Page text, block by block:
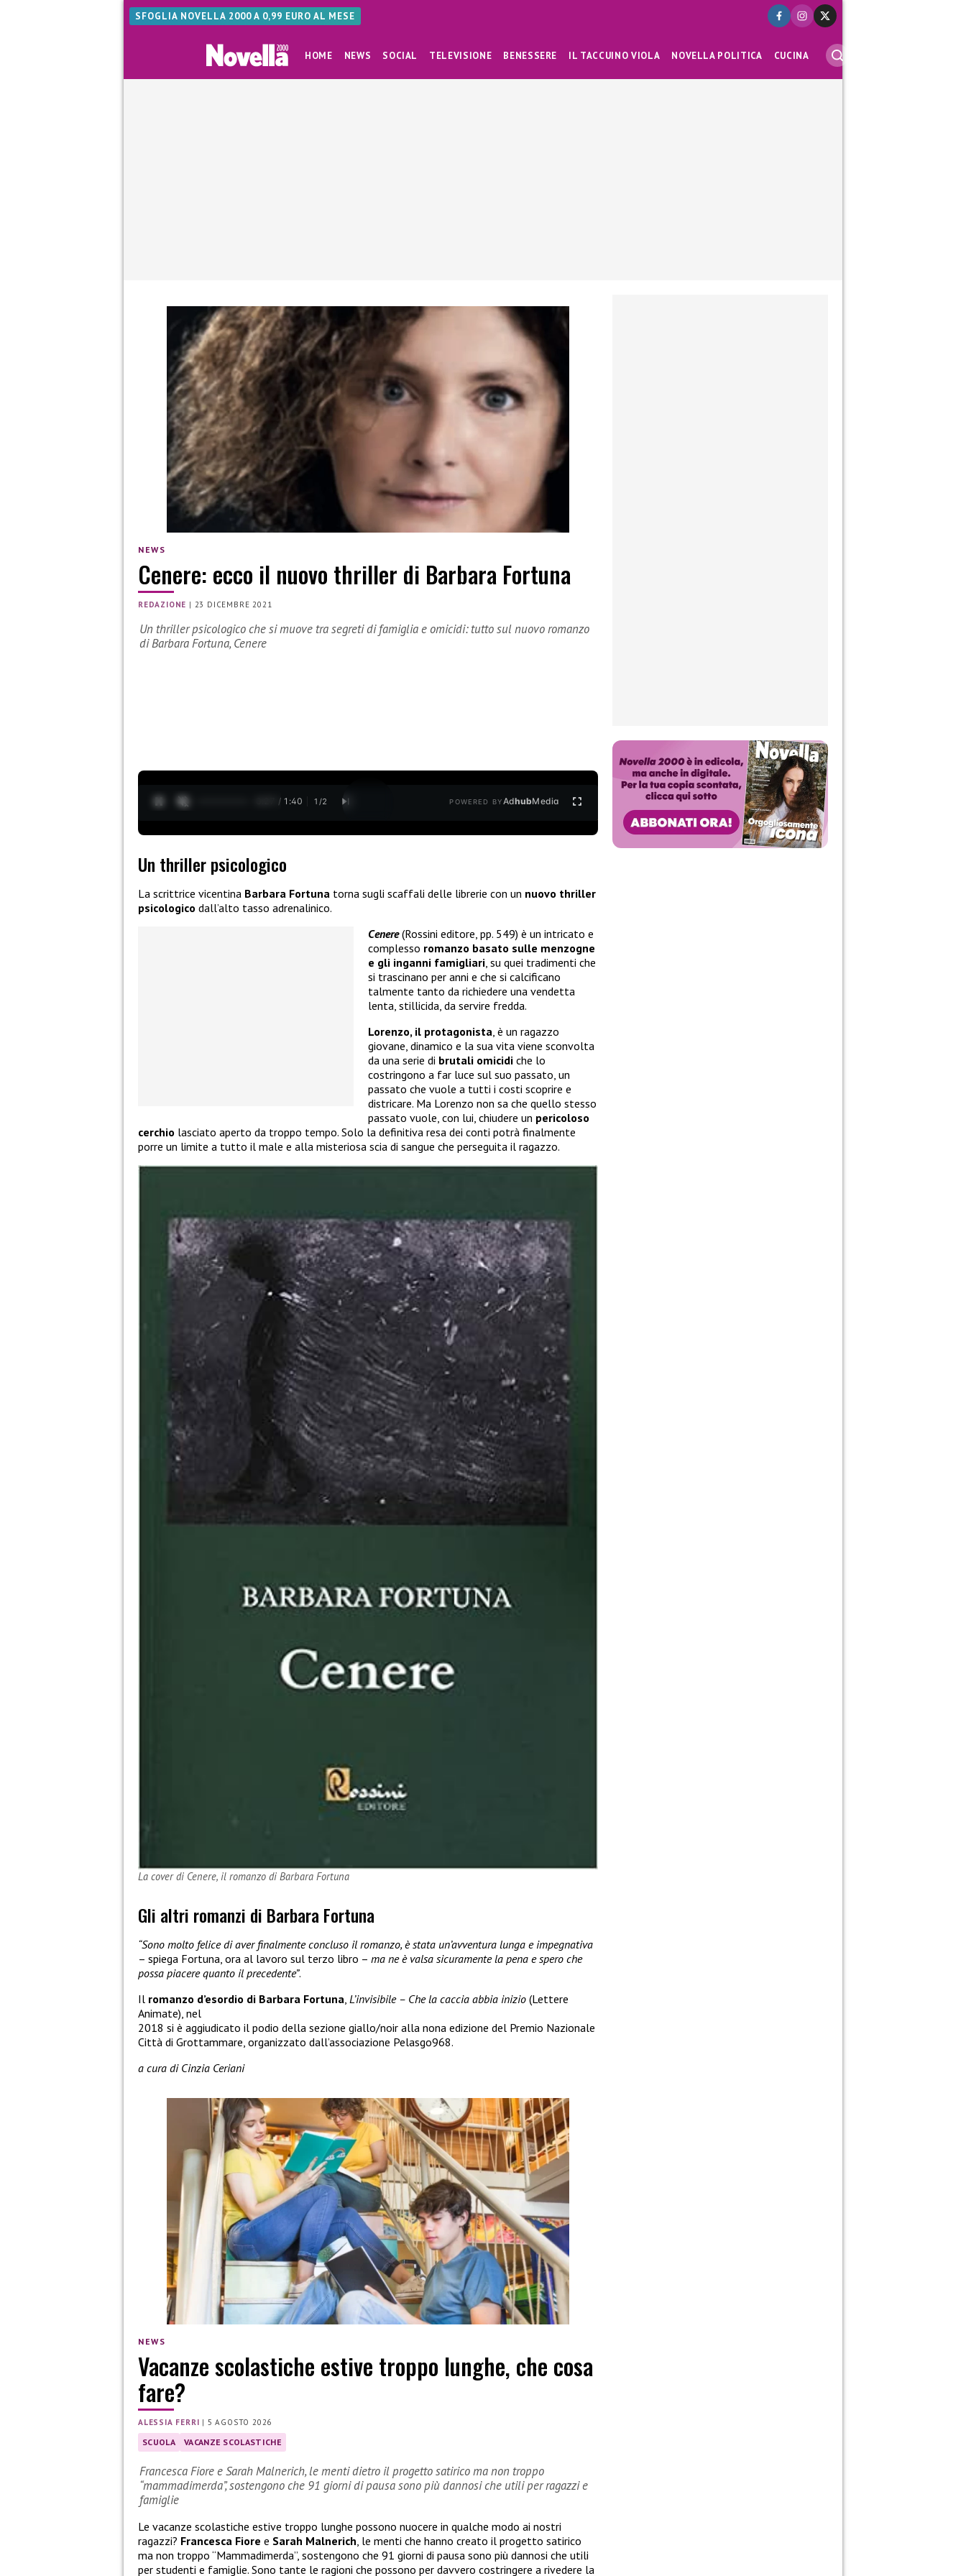
SFOGLIA NOVELLA 2000 A 0,99 EURO AL MESE
HOME NEWS SOCIAL TELEVISIONE BENESSERE IL TACCUINO VIOLA NOVELLA POLITICA CUCINA
NEWS
Cenere: ecco il nuovo thriller di Barbara Fortuna
REDAZIONE | 23 DICEMBRE 2021
Un thriller psicologico che si muove tra segreti di famiglia e omicidi: tutto sul nuovo romanzo
di Barbara Fortuna, Cenere
0:28 / 1:40 1 /2 POWERED BYAdhubMedia
Un thriller psicologico
La scrittrice vicentina Barbara Fortuna torna sugli scaffali delle librerie con un nuovo thriller
psicologico dall’alto tasso adrenalinico.
Cenere(Rossini editore, pp. 549) è un intricato e
complesso romanzo basato sulle menzogne
e gli inganni famigliari, su quei tradimenti che
si trascinano per anni e che si calcificano
talmente tanto da richiedere una vendetta
lenta, stillicida, da servire fredda.
Lorenzo, il protagonista, è un ragazzo
giovane, dinamico e la sua vita viene sconvolta
da una serie di brutali omicidi che lo
costringono a far luce sul suo passato, un
passato che vuole a tutti i costi scoprire e
districare. Ma Lorenzo non sa che quello stesso
passato vuole, con lui, chiudere un pericoloso
cerchio lasciato aperto da troppo tempo. Solo la definitiva resa dei conti potrà finalmente
porre un limite a tutto il male e alla misteriosa scia di sangue che perseguita il ragazzo.
La cover di Cenere, il romanzo di Barbara Fortuna
Gli altri romanzi di Barbara Fortuna
“Sono molto felice di aver finalmente concluso il romanzo, è stata un’avventura lunga e impegnativa
– spiega Fortuna, ora al lavoro sul terzo libro – ma ne è valsa sicuramente la pena e spero che
possa piacere quanto il precedente”.
Il romanzo d’esordio di Barbara Fortuna L’invisibile – Che la caccia abbia inizio (Lettere
Animate), nel
2018 si è aggiudicato il podio della sezione giallo/noir alla nona edizione del Premio Nazionale
Città di Grottammare, organizzato dall’associazione Pelasgo968.
a cura di Cinzia Ceriani
NEWS
Vacanze scolastiche estive troppo lunghe, che cosa
fare?
ALESSIA FERRI | 5 AGOSTO 2026
SCUOLA VACANZE SCOLASTICHE
Francesca Fiore e Sarah Malnerich, le menti dietro il progetto satirico ma non troppo
“mammadimerda”, sostengono che 91 giorni di pausa sono più dannosi che utili per ragazzi e
famiglie
Le vacanze scolastiche estive troppo lunghe possono nuocere in qualche modo ai nostri
ragazzi? Francesca Fiore e Sarah Malnerich , le menti che hanno creato il progetto satirico
ma non troppo “Mammadimerda”, sostengono che 91 giorni di pausa sono più dannosi che utili
per studenti e famiglie. Sono tante le ragioni che possono per davvero costringere a rivedere la